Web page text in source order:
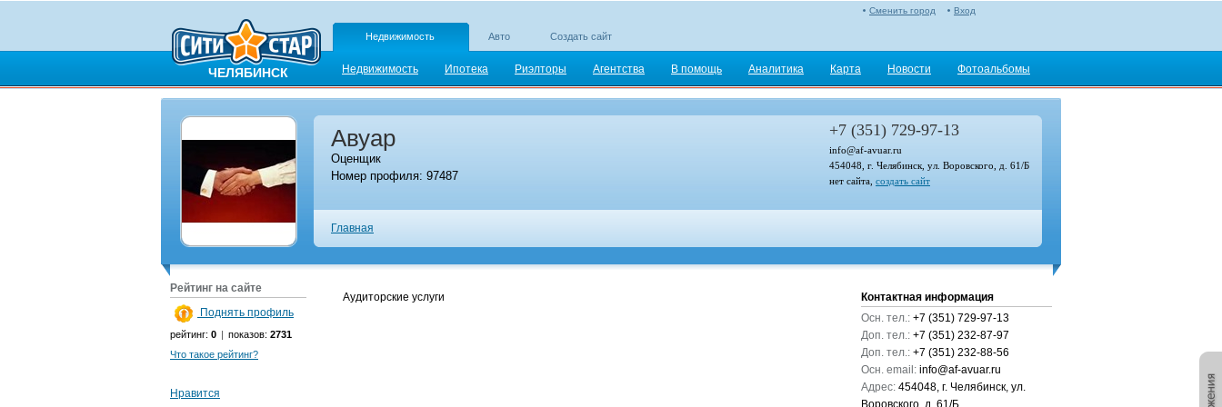
ЧЕЛЯБИНСК
Вход
Сменить город
Недвижимость Авто Создать сайт
Недвижимость Ипотека Риэлторы Агентства В помощь Аналитика Карта Новости Фотоальбомы
+7 (351) 729-97-13
info@af-avuar.ru
454048, г. Челябинск, ул. Воровского, д. 61/Б
нет сайта, создать сайт
Авуар
Оценщик
Номер профиля: 97487
Главная
Рейтинг на сайте
Поднять профиль
рейтинг: 0 | показов: 2731
Что такое рейтинг?
Нравится
Аудиторские услуги
Контактная информация
Осн. тел.: +7 (351) 729-97-13
Доп. тел.: +7 (351) 232-87-97
Доп. тел.: +7 (351) 232-88-56
Осн. email: info@af-avuar.ru
Адрес: 454048, г. Челябинск, ул.
Воровского, д. 61/Б